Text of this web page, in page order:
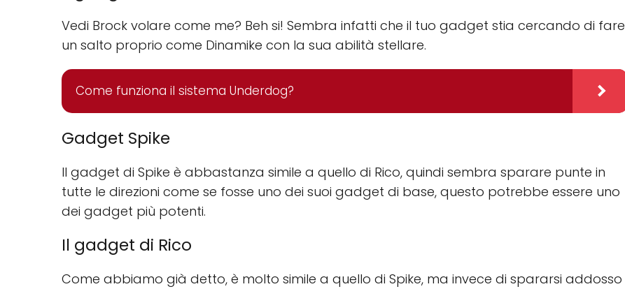
Vedi Brock volare come me? Beh si! Sembra infatti che il tuo gadget stia cercando di fare
un salto proprio come Dinamike con la sua abilità stellare.
Come funziona il sistema Underdog?
Gadget Spike
Il gadget di Spike è abbastanza simile a quello di Rico, quindi sembra sparare punte in
tutte le direzioni come se fosse uno dei suoi gadget di base, questo potrebbe essere uno
dei gadget più potenti.
Il gadget di Rico
Come abbiamo già detto, è molto simile a quello di Spike, ma invece di spararsi addosso